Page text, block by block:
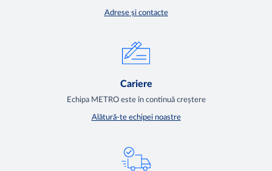
Adrese și contacte
Cariere
Echipa METRO este în continuă creștere
Alătură-te echipei noastre